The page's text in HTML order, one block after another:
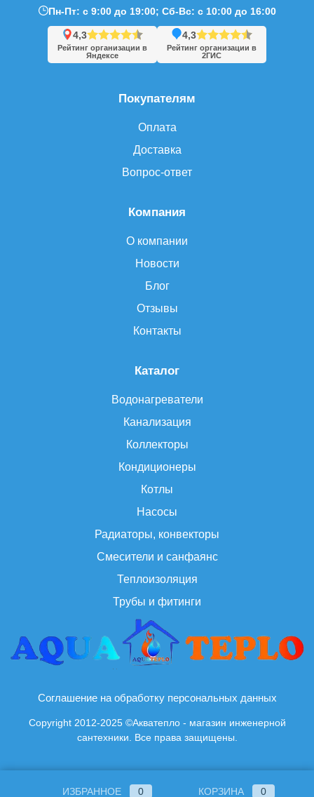
Каталог
Водонагреватели
Канализация
Коллекторы
Кондиционеры
Котлы
Насосы
Радиаторы, конвекторы
Смесители и санфаянс
Теплоизоляция
Трубы и фитинги
Компания
О компании
Новости
Блог
Отзывы
Контакты
Покупателям
Оплата
Доставка
Вопрос-ответ
Пн-Пт: с 9:00 до 19:00; Сб-Вс: с 10:00 до 16:00
4,3
Рейтинг организации в
Яндексе
4,3
Рейтинг организации в
2ГИС
Соглашение на обработку персональных данных
Copyright 2012-2025 ©Акватепло - магазин инженерной
сантехники. Все права защищены.
ИЗБРАННОЕ 0 КОРЗИНА 0